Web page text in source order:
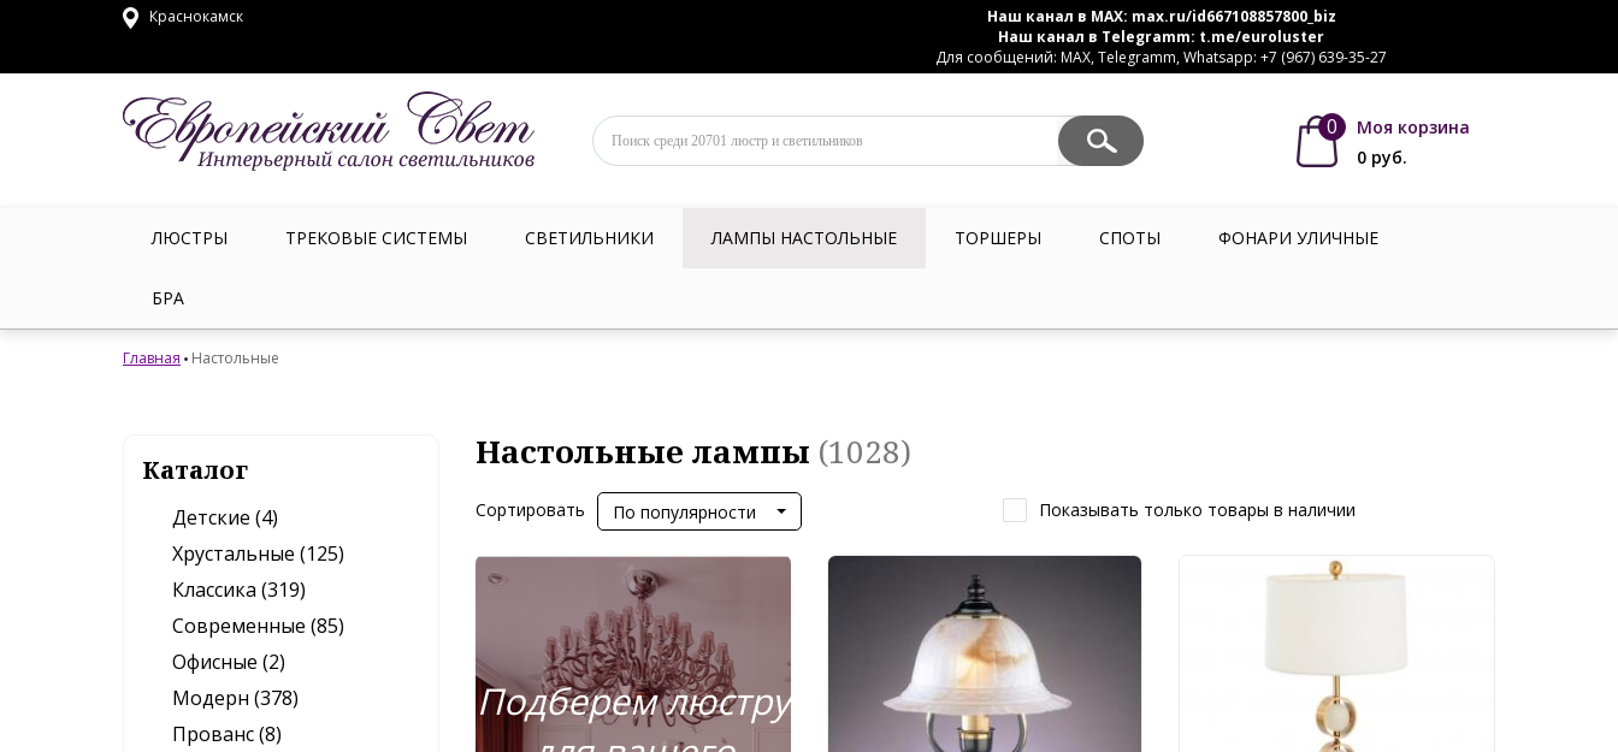
Краснокамск Наш канал в MAX: max.ru/id667108857800_biz
Наш канал в Telegramm: t.me/euroluster
Для сообщений: MAX, Telegramm, Whatsapp: +7 (967) 639-35-27
0
Моя корзина
0 руб.
ЛЮСТРЫ ТРЕКОВЫЕ СИСТЕМЫ СВЕТИЛЬНИКИ ЛАМПЫ НАСТОЛЬНЫЕ ТОРШЕРЫ СПОТЫ ФОНАРИ УЛИЧНЫЕ
БРА
Главная Настольные
Каталог
Детские (4)
Хрустальные (125)
Классика (319)
Современные (85)
Офисные (2)
Модерн (378)
Прованс (8)
Настольные лампы (1028)
Сортировать По популярности Показывать только товары в наличии
Подберем люстру